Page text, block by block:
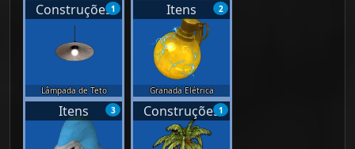
1
Construções
Lâmpada de Teto
2
Itens
Granada Elétrica
3
Itens 1
Construções